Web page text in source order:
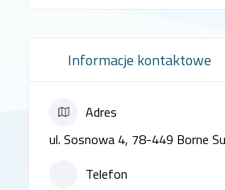
Informacje kontaktowe
Adres
ul. Sosnowa 4, 78-449 Borne
Telefon